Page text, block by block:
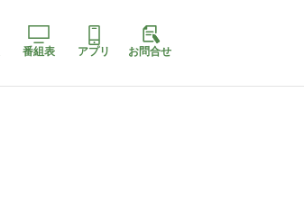
番組表 アプリ お問合せ